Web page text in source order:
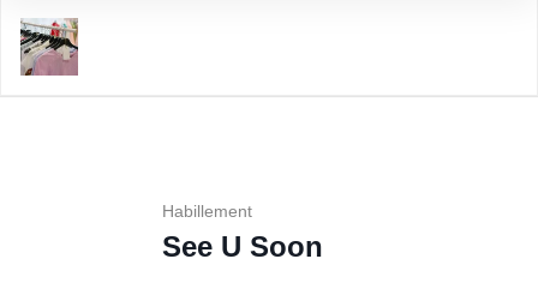
Habillement
See U Soon